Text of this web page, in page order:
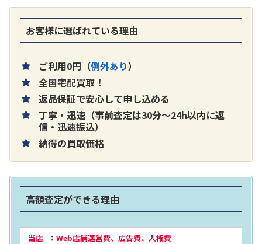
SONY
片耳巻き取りイヤホン内蔵ラジオ SRF-
2024年12月更新 オーディオ買取価格
お客様に選ばれている理由
ご利用0円（例外あり）
全国宅配買取！
返品保証で安心して申し込める
丁寧・迅速（事前査定は30分～24h以内に返
信・迅速振込）
納得の買取価格
高額査定ができる理由
当店： Web店舗運営費、広告費、人権費